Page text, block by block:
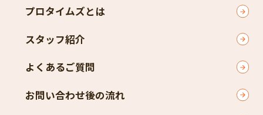
プロタイムズとは
スタッフ紹介
よくあるご質問
お問い合わせ後の流れ